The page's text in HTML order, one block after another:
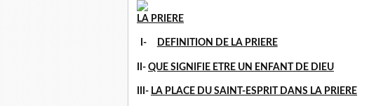
LA PRIERE
I- DEFINITION DE LA PRIERE
II- QUE SIGNIFIE ETRE UN ENFANT DE DIEU
III- LA PLACE DU SAINT-ESPRIT DANS LA PRIERE